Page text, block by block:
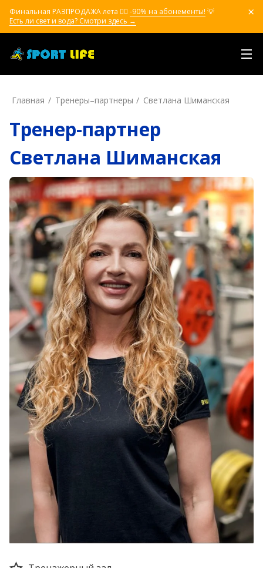
Финальная РАЗПРОДАЖА лета ❤️‍🔥 -90% на абонементы! 💡
Есть ли свет и вода? Смотри здесь →
Главная Тренеры–пapтнepы Светлана Шиманская
Тренер-партнер
Светлана Шиманская